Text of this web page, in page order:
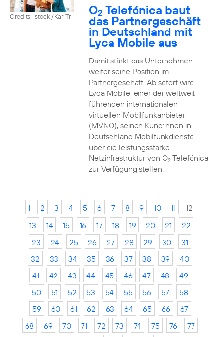
Credits: istock / Kar-Tr O2 Telefónica baut
das Partnergeschäft
in Deutschland mit
Lyca Mobile aus
Damit stärkt das Unternehmen
weiter seine Position im
Partnergeschäft. Ab sofort wird
Lyca Mobile, einer der weltweit
führenden internationalen
virtuellen Mobilfunkanbieter
(MVNO), seinen Kund:innen in
Deutschland Mobilfunkdienste
über die leistungsstarke
Netzinfrastruktur von O2Telefónica
zur Verfügung stellen.
1 2 3 4 5 6 7 8 9 10 11
12
13
14 15 16 17 18 19 20 21
22
23
24 25 26 27 28 29 30
31
32
33 34 35 36 37 38 39
40
41
42 43 44 45 46 47 48
49
50
51 52 53 54 55 56 57
58
59
60 61 62 63 64 65 66
67
68
69 70 71 72 73 74 75 76
77